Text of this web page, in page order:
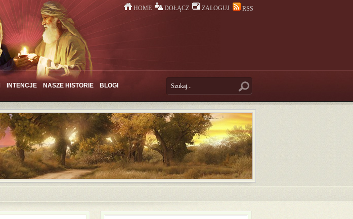
HOME DOŁĄCZ ZALOGUJ RSS
INTENCJE NASZE HISTORIE BLOGI